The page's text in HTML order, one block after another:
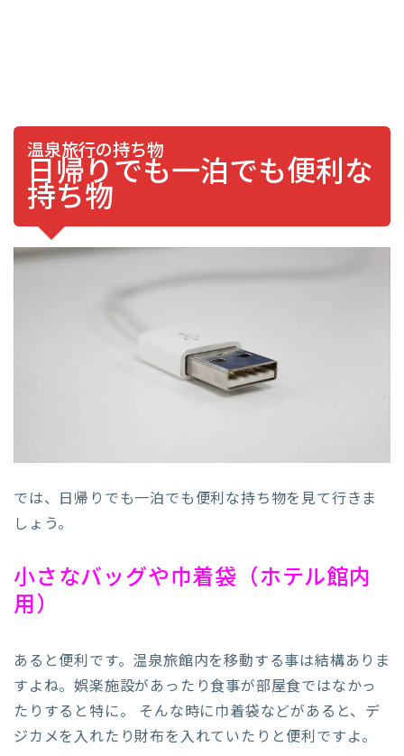
温泉旅行の持ち物
日帰りでも一泊でも便利な
持ち物
では、日帰りでも一泊でも便利な持ち物を見て行きま
しょう。
小さなバッグや巾着袋（ホテル館内
用）
あると便利です。温泉旅館内を移動する事は結構ありま
すよね。娯楽施設があったり食事が部屋食ではなかっ
たりすると特に。 そんな時に巾着袋などがあると、デ
ジカメを入れたり財布を入れていたりと便利ですよ。